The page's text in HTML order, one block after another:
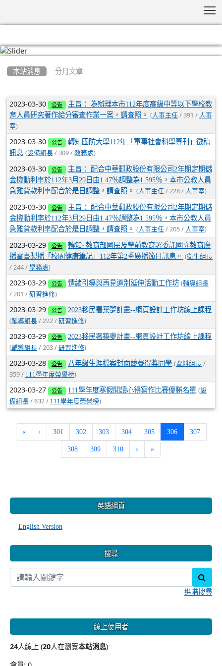
本站消息 分月文章
文章列表
2023-03-30 公告
主旨： 為辦理本市112年度高級中等以下學校教
育人員研究著作給分審查作業一案，請查照。 ( 人事主任 / 391 / 人事
室)
2023-03-30 公告
轉知國防大學112年「軍事社會科學專刊」徵稿
訊息 (設備組長 / 309 / 教務處)
2023-03-30 公告
主旨： 配合中華郵政股份有限公司2年期定期儲
金機動利率於112年3月29日由1.47％調整為1.595％，本市公教人員
急難貸款利率配合於是日調整，請查照。 ( 人事主任 / 228 / 人事室)
2023-03-30 公告
主旨： 配合中華郵政股份有限公司2年期定期儲
金機動利率於112年3月29日由1.47％調整為1.595％，本市公教人員
急難貸款利率配合於是日調整，請查照。 ( 人事主任 / 205 / 人事室)
2023-03-29 公告
轉知~教育部國民及學前教育署委託國立教育廣
播電臺製播「校園健康筆記」112年第2季廣播節目訊息。 (衛生組長
/ 244 / 學務處)
2023-03-29 公告 情緒引導與再見道別延伸活動工作坊 (輔導組長
/ 201 / 研習進修)
2023-03-29 公告 2023移民署築夢計畫--網頁設計工作坊線上課程
(輔導組長 / 222 / 研習進修)
2023-03-29 公告 2023移民署築夢計畫--網頁設計工作坊線上課程
(輔導組長 / 203 / 研習進修)
2023-03-28 公告 八年級生涯檔案封面競賽得獎同學 (資料組長 /
359 / 111學年度榮譽榜)
2023-03-27 公告 111學年度寒假閱讀心得寫作比賽優勝名單 (設
備組長 / 632 / 111學年度榮譽榜)
« ‹ 301 302 303 304 305 306(current)
307
308 309 310 › »
英語網頁
English Version
搜尋
進階搜尋
線上使用者
24人線上 (20人在瀏覽本站消息)